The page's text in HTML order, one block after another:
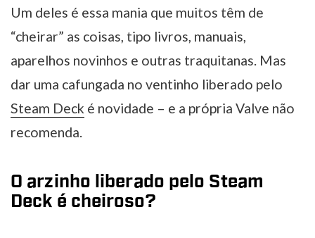
Um deles é essa mania que muitos têm de
“cheirar” as coisas, tipo livros, manuais,
aparelhos novinhos e outras traquitanas. Mas
dar uma cafungada no ventinho liberado pelo
Steam Deck é novidade – e a própria Valve não
recomenda.
O arzinho liberado pelo Steam
Deck é cheiroso?